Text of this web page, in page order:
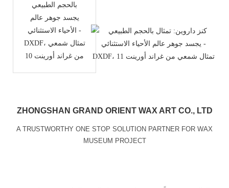
ZHONGSHAN GRAND ORIENT WAX ART CO., LTD
A TRUSTWORTHY ONE STOP SOLUTION PARTNER FOR WAX
MUSEUM PROJECT